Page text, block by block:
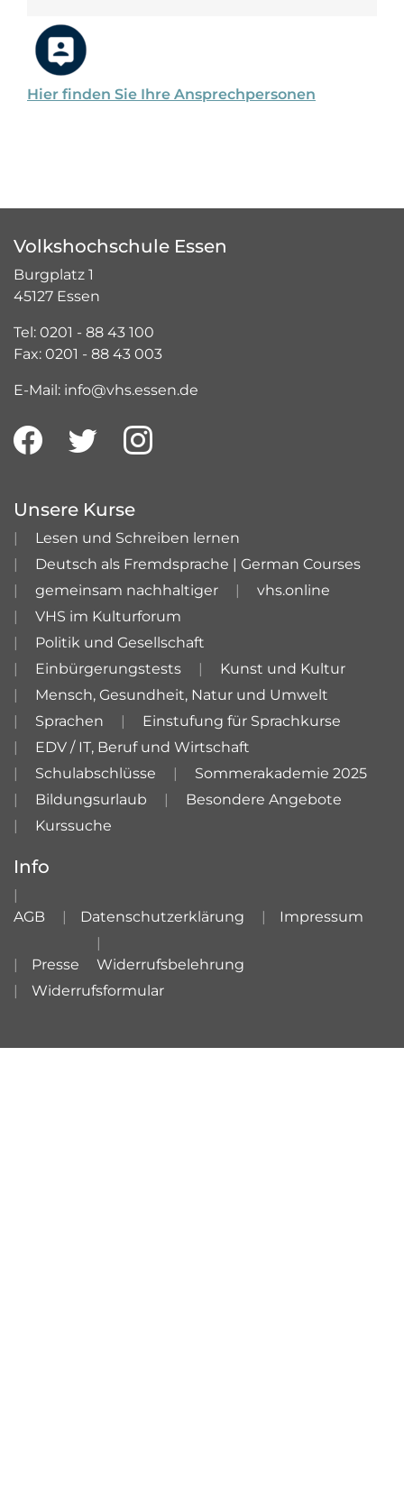
Hier finden Sie Ihre Ansprechpersonen
Volkshochschule Essen
Burgplatz 1
45127 Essen
Tel: 0201 - 88 43 100
Fax: 0201 - 88 43 003
E-Mail: info@vhs.essen.de
Unsere Kurse
Lesen und Schreiben lernen
Deutsch als Fremdsprache | German Courses
gemeinsam nachhaltiger
vhs.online
VHS im Kulturforum
Politik und Gesellschaft
Einbürgerungstests
Kunst und Kultur
Mensch, Gesundheit, Natur und Umwelt
Sprachen
Einstufung für Sprachkurse
EDV / IT, Beruf und Wirtschaft
Schulabschlüsse
Sommerakademie 2025
Bildungsurlaub
Besondere Angebote
Kurssuche
Info
AGB Datenschutzerklärung Impressum
Presse
Widerrufsbelehrung
Widerrufsformular